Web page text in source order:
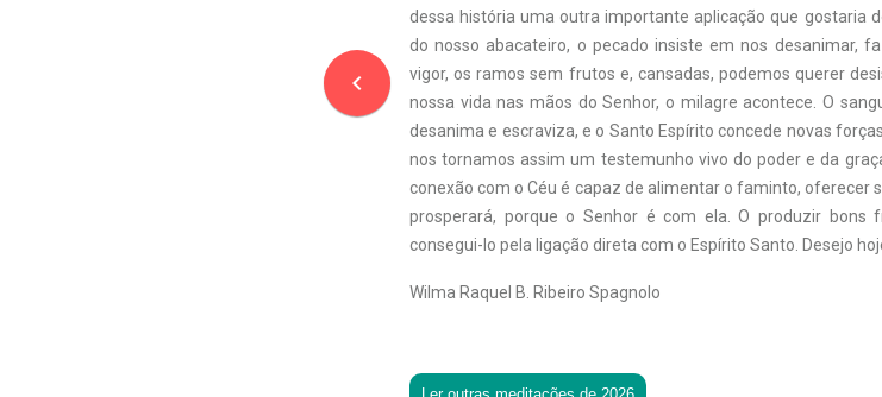
navigate_before
dessa história uma outra importante aplicação que gostaria
do nosso abacateiro, o pecado insiste em nos desanimar,
vigor, os ramos sem frutos e, cansadas, podemos querer
nossa vida nas mãos do Senhor, o milagre acontece. O
desanima e escraviza, e o Santo Espírito concede novas
nos tornamos assim um testemunho vivo do poder e da
conexão com o Céu é capaz de alimentar o faminto, oferecer
prosperará, porque o Senhor é com ela. O produzir bons
consegui-lo pela ligação direta com o Espírito Santo. Desejo
Wilma Raquel B. Ribeiro Spagnolo